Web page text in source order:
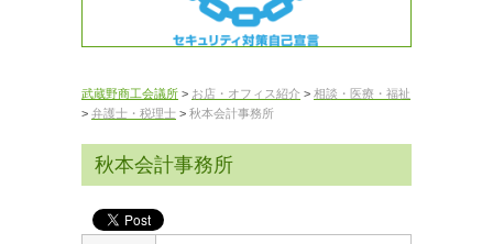
武蔵野商工会議所 > お店・オフィス紹介 > 相談・医療・福祉
> 弁護士・税理士 > 秋本会計事務所
秋本会計事務所